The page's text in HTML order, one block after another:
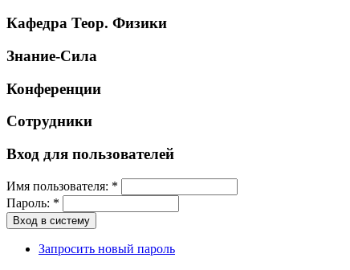
Кафедра Теор. Физики
Знание-Сила
Конференции
Сотрудники
Вход для пользователей
Имя пользователя: *
Пароль: *
Запросить новый пароль